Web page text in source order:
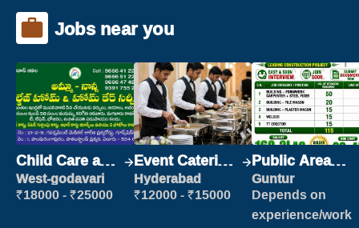
Jobs near you
Child Care and
Patient care
West-godavari
₹18000 - ₹25000
Event Catering
Staff
Hyderabad
₹12000 - ₹15000
Public Area
Cleaner
Guntur
Depends on
experience/work